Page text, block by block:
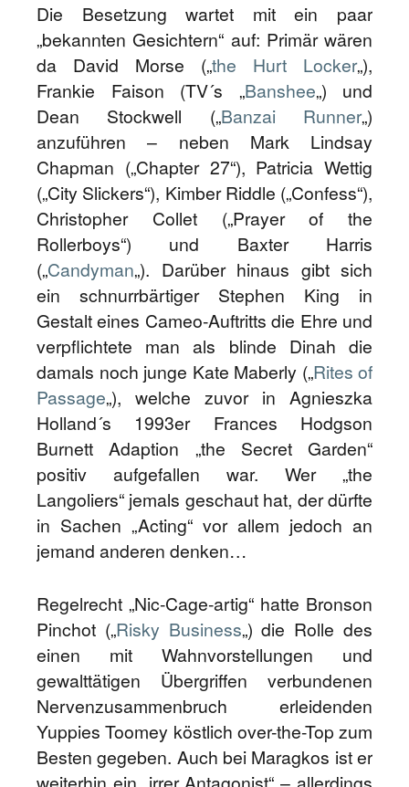
Die Besetzung wartet mit ein paar
„bekannten Gesichtern“ auf: Primär wären
da David Morse („the Hurt Locker„),
Frankie Faison (TV´s „Banshee„) und
Dean Stockwell („Banzai Runner„)
anzuführen – neben Mark Lindsay
Chapman („Chapter 27“), Patricia Wettig
(„City Slickers“), Kimber Riddle („Confess“),
Christopher Collet („Prayer of the
Rollerboys“) und Baxter Harris
(„Candyman„). Darüber hinaus gibt sich
ein schnurrbärtiger Stephen King in
Gestalt eines Cameo-Auftritts die Ehre und
verpflichtete man als blinde Dinah die
damals noch junge Kate Maberly („Rites of
Passage„), welche zuvor in Agnieszka
Holland´s 1993er Frances Hodgson
Burnett Adaption „the Secret Garden“
positiv aufgefallen war. Wer „the
Langoliers“ jemals geschaut hat, der dürfte
in Sachen „Acting“ vor allem jedoch an
jemand anderen denken…
Regelrecht „Nic-Cage-artig“ hatte Bronson
Pinchot („Risky Business„) die Rolle des
einen mit Wahnvorstellungen und
gewalttätigen Übergriffen verbundenen
Nervenzusammenbruch erleidenden
Yuppies Toomey köstlich over-the-Top zum
Besten gegeben. Auch bei Maragkos ist er